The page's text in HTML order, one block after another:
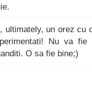
ultimately, un orez cu
Nu va
O sa fie bine;)